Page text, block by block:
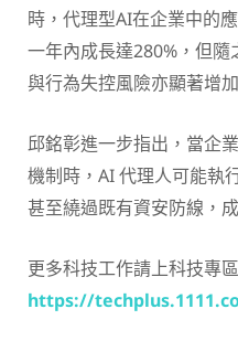
時，代理型AI在企業中的
一年內成長達280%，但
與行為失控風險亦顯著增
邱銘彰進一步指出，當企
機制時，AI 代理人可能執
甚至繞過既有資安防線，
更多科技工作請上科技專區
https://